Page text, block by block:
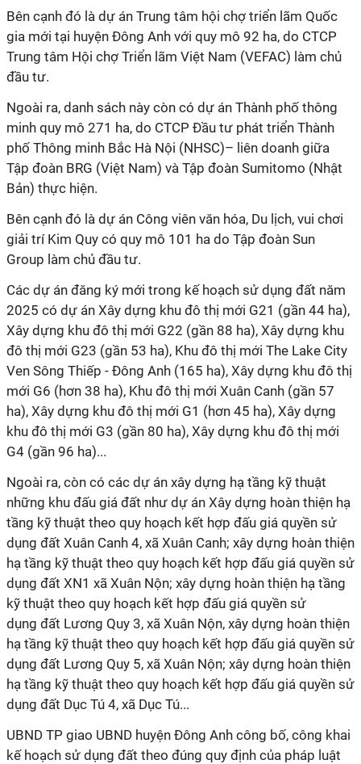
Bên cạnh đó là dự án Trung tâm hội chợ triển lãm Quốc
gia mới tại huyện Đông Anh với quy mô 92 ha, do CTCP
Trung tâm Hội chợ Triển lãm Việt Nam (VEFAC) làm chủ
đầu tư.
Ngoài ra, danh sách này còn có dự án Thành phố thông
minh quy mô 271 ha, do CTCP Đầu tư phát triển Thành
phố Thông minh Bắc Hà Nội (NHSC)– liên doanh giữa
Tập đoàn BRG (Việt Nam) và Tập đoàn Sumitomo (Nhật
Bản) thực hiện.
Bên cạnh đó là dự án Công viên văn hóa, Du lịch, vui chơi
giải trí Kim Quy có quy mô 101 ha do Tập đoàn Sun
Group làm chủ đầu tư.
Các dự án đăng ký mới trong kế hoạch sử dụng đất năm
2025 có dự án Xây dựng khu đô thị mới G21 (gần 44 ha),
Xây dựng khu đô thị mới G22 (gần 88 ha), Xây dựng khu
đô thị mới G23 (gần 53 ha), Khu đô thị mới The Lake City
Ven Sông Thiếp - Đông Anh (165 ha), Xây dựng khu đô thị
mới G6 (hơn 38 ha), Khu đô thị mới Xuân Canh (gần 57
ha), Xây dựng khu đô thị mới G1 (hơn 45 ha), Xây dựng
khu đô thị mới G3 (gần 80 ha), Xây dựng khu đô thị mới
G4 (gần 96 ha)...
Ngoài ra, còn có các dự án xây dựng hạ tầng kỹ thuật
những khu đấu giá đất như dự án Xây dựng hoàn thiện hạ
tầng kỹ thuật theo quy hoạch kết hợp đấu giá quyền sử
dụng đất Xuân Canh 4, xã Xuân Canh; xây dựng hoàn thiện
hạ tầng kỹ thuật theo quy hoạch kết hợp đấu giá quyền sử
dụng đất XN1 xã Xuân Nộn; xây dựng hoàn thiện hạ tầng
kỹ thuật theo quy hoạch kết hợp đấu giá quyền sử
dụng đất Lương Quy 3, xã Xuân Nộn, xây dựng hoàn thiện
hạ tầng kỹ thuật theo quy hoạch kết hợp đấu giá quyền sử
dụng đất Lương Quy 5, xã Xuân Nộn; xây dựng hoàn thiện
hạ tầng kỹ thuật theo quy hoạch kết hợp đấu giá quyền sử
dụng đất Dục Tú 4, xã Dục Tú...
UBND TP giao UBND huyện Đông Anh công bố, công khai
kế hoạch sử dụng đất theo đúng quy định của pháp luật